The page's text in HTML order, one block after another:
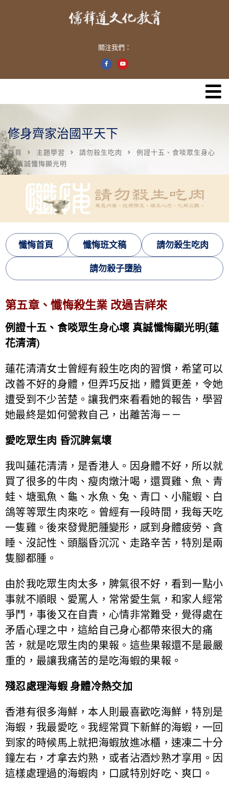
關注我們：
修身齊家治國平天下
首頁 主題學習 請勿殺生吃肉
例證十五、食啖眾生身心
壞 真誠懺悔顯光明
懺悔首頁 懺悔班文稿 請勿殺生吃肉
請勿殺子墮胎
第五章、懺悔殺生業 改過吉祥來
例證十五、食啖眾生身心壞 真誠懺悔顯光明(蓮
花清清)
蓮花清清女士曾經有殺生吃肉的習慣，希望可以
改善不好的身體，但弄巧反拙，體質更差，令她
遭受到不少苦楚。讓我們來看看她的報告，學習
她最終是如何營救自己，出離苦海－－
愛吃眾生肉 昏沉脾氣壞
我叫蓮花清清，是香港人。因身體不好，所以就
買了很多的牛肉、瘦肉燉汁喝，還買雞、魚、青
蛙、塘虱魚、龜、水魚、兔、青口、小龍蝦、白
鴿等等眾生肉來吃。曾經有一段時間，我每天吃
一隻雞。後來發覺肥腫變形，感到身體疲勞、貪
睡、沒記性、頭腦昏沉沉、走路辛苦，特別是兩
隻腳都腫。
由於我吃眾生肉太多，脾氣很不好，看到一點小
事就不順眼、愛罵人，常常愛生氣，和家人經常
爭鬥，事後又在自責，心情非常難受，覺得處在
矛盾心理之中，這給自己身心都帶來很大的痛
苦，就是吃眾生肉的果報。這些果報還不是最嚴
重的，最讓我痛苦的是吃海蝦的果報。
殘忍處理海蝦 身體冷熱交加
香港有很多海鮮，本人則最喜歡吃海鮮，特別是
海蝦，我最愛吃。我經常買下新鮮的海蝦，一回
到家的時候馬上就把海蝦放進冰櫃，速凍二十分
鐘左右，才拿去灼熟，或者沾酒炒熟才享用。因
這樣處理過的海蝦肉，口感特別好吃、爽口。